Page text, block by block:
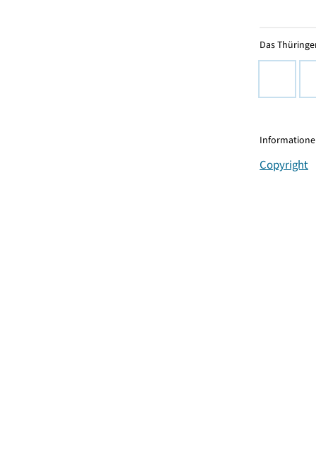
Das
Copyright